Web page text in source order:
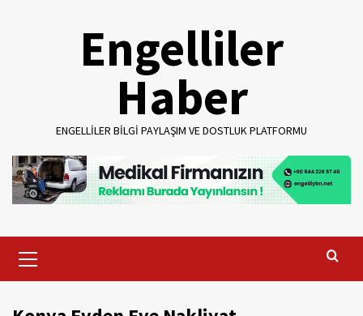
Engelliler
Haber
ENGELLILER BILGI PAYLAŞIM VE DOSTLUK PLATFORMU
Menu